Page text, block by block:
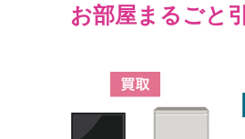
お部屋まるごと